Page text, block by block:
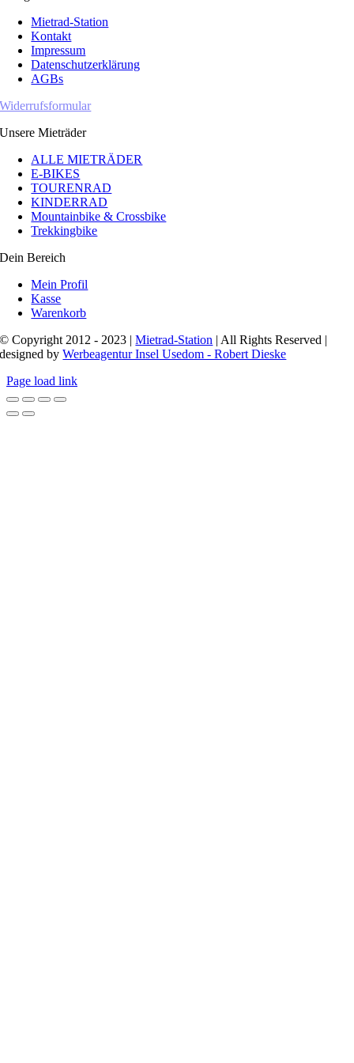
Mietrad-Station
Kontakt
Impressum
Datenschutzerklärung
AGBs
Widerrufsformular
Unsere Mieträder
ALLE MIETRÄDER
E-BIKES
TOURENRAD
KINDERRAD
Mountainbike & Crossbike
Trekkingbike
Dein Bereich
Mein Profil
Kasse
Warenkorb
© Copyright 2012 - 2023 |Mietrad-Station | All Rights Reserved |
designed byWerbeagentur Insel Usedom - Robert Dieske
Page load link